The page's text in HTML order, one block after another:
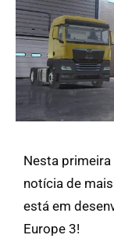
Nesta
notícia de
está em
Europe 3!